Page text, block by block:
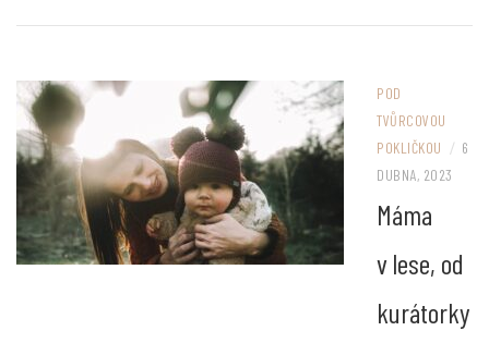
POD
TVŮRCOVOU
POKLIČKOU / 6
DUBNA, 2023
Máma
v lese, od
kurátorky